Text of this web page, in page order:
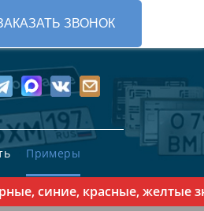
ЗВОНОК
Примеры
синие, красные, желтые